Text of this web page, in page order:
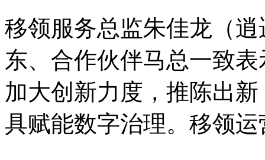
移领服务总监朱佳龙（
东、合作伙伴马总一致
加大创新力度，推陈出
具赋能数字治理。移领